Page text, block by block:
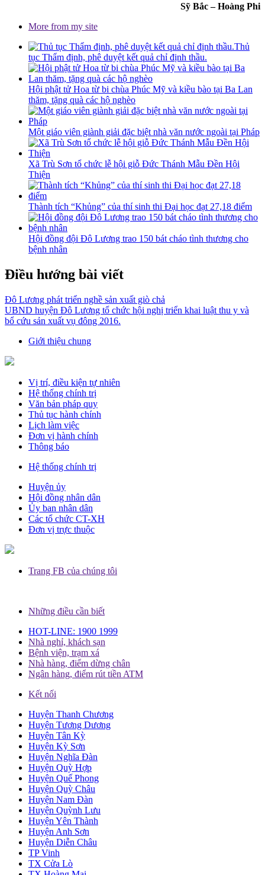
Sỹ Bắc – Hoàng Phi
More from my site
Thủ
tục Thẩm định, phê duyệt kết quả chỉ định thầu.
Hội phật tử Hoa từ bi chùa Phúc Mỹ và kiều bào tại Ba Lan
thăm, tặng quà các hộ nghèo
Một giáo viên giành giải đặc biệt nhà văn nước ngoài tại Pháp
Xã Trù Sơn tổ chức lễ hội giỗ Đức Thánh Mẫu Đền Hội
Thiện
Thành tích “Khủng” của thí sinh thi Đại học đạt 27,18 điểm
Hội đồng đội Đô Lương trao 150 bát cháo tình thương cho
bệnh nhân
Điều hướng bài viết
Đô Lương phát triển nghề sản xuất giò chả
UBND huyện Đô Lương tổ chức hội nghị triển khai luật thu y và
bổ cứu sản xuất vụ đông 2016.
Giới thiệu chung
Vị trí, điều kiện tự nhiên
Hệ thống chính trị
Văn bản pháp quy
Thủ tục hành chính
Lịch làm việc
Đơn vị hành chính
Thông báo
Hệ thống chính trị
Huyện ủy
Hội đồng nhân dân
Ủy ban nhân dân
Các tổ chức CT-XH
Đơn vị trực thuộc
Trang FB của chúng tôi
Những điều cần biết
HOT-LINE: 1900 1999
Nhà nghỉ, khách sạn
Bệnh viện, trạm xá
Nhà hàng, điểm dừng chân
Ngân hàng, điểm rút tiền ATM
Kết nối
Huyện Thanh Chương
Huyện Tương Dương
Huyện Tân Kỳ
Huyện Kỳ Sơn
Huyện Nghĩa Đàn
Huyện Quỳ Hợp
Huyện Quế Phong
Huyện Quỳ Châu
Huyện Nam Đàn
Huyện Quỳnh Lưu
Huyện Yên Thành
Huyện Anh Sơn
Huyện Diễn Châu
TP Vinh
TX Cửa Lò